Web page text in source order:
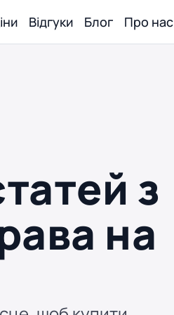
Відгуки Блог Про нас
з
на